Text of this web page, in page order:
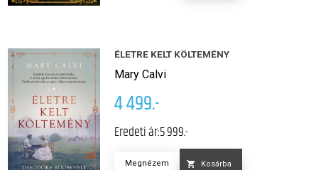
ÉLETRE KELT KÖLTEMÉNY
Mary Calvi
4 499.-
Eredeti ár:5 999.-
Megnézem Kosárba